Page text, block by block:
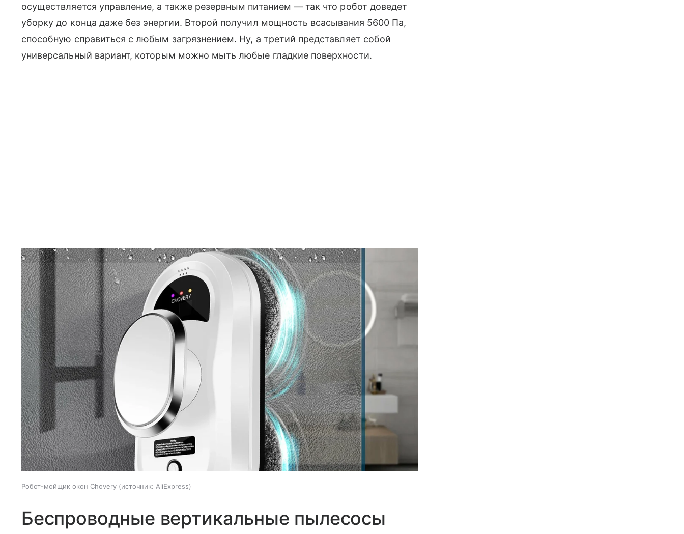
осуществляется управление, а также резервным питанием — так что робот доведет
уборку до конца даже без энергии. Второй получил мощность всасывания 5600 Па,
способную справиться с любым загрязнением. Ну, а третий представляет собой
универсальный вариант, которым можно мыть любые гладкие поверхности.
Робот-мойщик окон Chovery источник: AliExpress
Беспроводные вертикальные пылесосы